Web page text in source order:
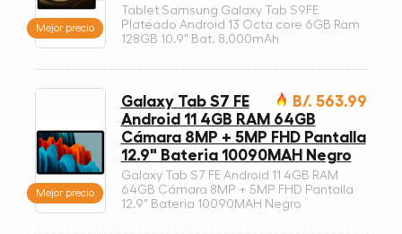
Mejor precio
Tablet Samsung Galaxy Tab S9FE
Plateado Android 13 Octa core 6GB Ram
128GB 10.9" Bat. 8,000mAh
Mejor precio
B/. 563.99
Galaxy Tab S7 FE
Android 11 4GB RAM 64GB
Cámara 8MP + 5MP FHD Pantalla
12.9" Bateria 10090MAH Negro
Galaxy Tab S7 FE Android 11 4GB RAM
64GB Cámara 8MP + 5MP FHD Pantalla
12.9" Bateria 10090MAH Negro